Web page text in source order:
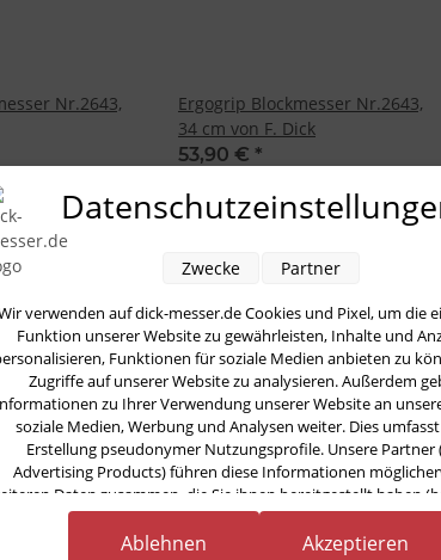
Nr.2643,
Ergogrip Blockmesser Nr.2643,
34 cm von F. Dick
53,90 € *
21 cm F.
Ergogrip Fischfiliermesser 18 cm
verwenden auf dick-messer.de Cookies und Pixel, um die
Funktion unserer Website zu gewährleisten, Inhalte und
Funktionen für soziale Medien anbieten zu
Zugriffe auf unserer Website zu analysieren. Außerdem
zu Ihrer Verwendung unserer Website an
soziale Medien, Werbung und Analysen weiter. Dies
Erstellung pseudonymer Nutzungsprofile. Unsere Partner
Advertising Products) führen diese Informationen
Daten zusammen, die Sie ihnen bereitgestellt haben
eines persönlichen Accounts) oder welche sie im Rahmen Ihrer
Dienste gesammelt haben (bspw. Nutzungsdaten anderer
Zwecke Partner
Ablehnen Akzeptieren